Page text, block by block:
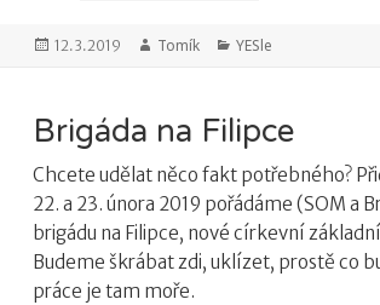
Publikováno:
12.3.2019 Autor:
Tomík Rubriky:
YESle
Brigáda na Filipce
Chcete udělat něco fakt potřebného?
22. a 23. února 2019 pořádáme (SOM a
brigádu na Filipce, nové církevní
Budeme škrábat zdi, uklízet, prostě co
práce je tam moře.